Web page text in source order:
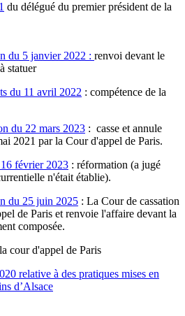
du délégué du premier président de la
du 5 janvier 2022 : renvoi devant le
statuer
du 11 avril 2022 : compétence de la
du 22 mars 2023 : casse et annule
2021 par la Cour d'appel de Paris.
février 2023 : réformation (a jugé
n'était établie).
du 25 juin 2025 : La Cour de cassation
de Paris et renvoie l'affaire devant la
composée.
cour d'appel de Paris
relative à des pratiques mises en
d’Alsace